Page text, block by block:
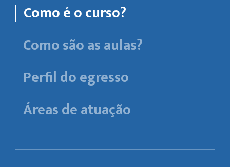
Como é o curso?
Como são as aulas?
Perfil do egresso
Áreas de atuação